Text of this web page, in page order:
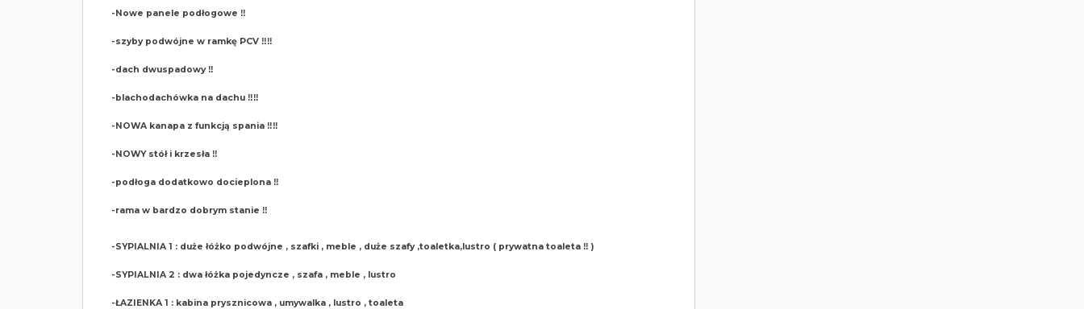
-Nowe panele podłogowe ‼️
-szyby podwójne w ramkę PCV ‼️‼️
-dach dwuspadowy ‼️
-blachodachówka na dachu ‼️‼️
-NOWA kanapa z funkcją spania ‼️‼️
-NOWY stół i krzesła ‼️
-podłoga dodatkowo docieplona ‼️
-rama w bardzo dobrym stanie ‼️
-SYPIALNIA 1 : duże łóżko podwójne , szafki , meble , duże szafy ,toaletka,lustro ( prywatna toaleta ‼️ )
-SYPIALNIA 2 : dwa łóżka pojedyncze , szafa , meble , lustro
-ŁAZIENKA 1 : kabina prysznicowa , umywalka , lustro , toaleta